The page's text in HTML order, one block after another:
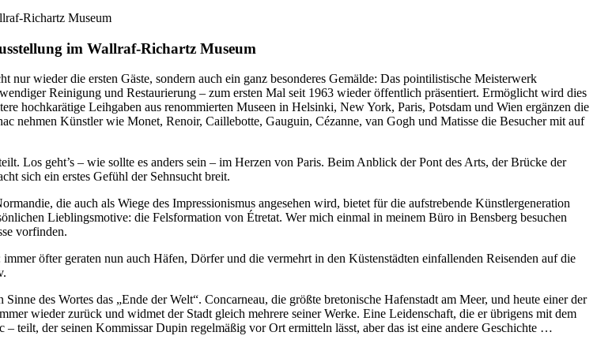
im Wallraf-Richartz Museum
wieder die ersten Gäste, sondern auch ein ganz besonderes Gemälde: Das pointilistische Meisterwerk
Reinigung und Restaurierung – zum ersten Mal seit 1963 wieder öffentlich präsentiert. Ermöglicht wird dies
hochkarätige Leihgaben aus renommierten Museen in Helsinki, New York, Paris, Potsdam und Wien ergänzen die
nehmen Künstler wie Monet, Renoir, Caillebotte, Gauguin, Cézanne, van Gogh und Matisse die Besucher mit auf
Los geht’s – wie sollte es anders sein – im Herzen von Paris. Beim Anblick der Pont des Arts, der Brücke der
sich ein erstes Gefühl der Sehnsucht breit.
die auch als Wiege des Impressionismus angesehen wird, bietet für die aufstrebende Künstlergeneration
Lieblingsmotive: die Felsformation von Étretat. Wer mich einmal in meinem Büro in Bensberg besuchen
vorfinden.
öfter geraten nun auch Häfen, Dörfer und die vermehrt in den Küstenstädten einfallenden Reisenden auf die
des Wortes das „Ende der Welt“. Concarneau, die größte bretonische Hafenstadt am Meer, und heute einer der
wieder zurück und widmet der Stadt gleich mehrere seiner Werke. Eine Leidenschaft, die er übrigens mit dem
teilt, der seinen Kommissar Dupin regelmäßig vor Ort ermitteln lässt, aber das ist eine andere Geschichte …